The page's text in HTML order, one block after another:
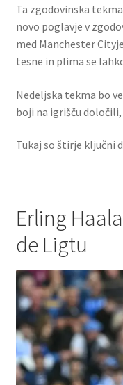
Ta zgodovinska
novo poglavje v
med Manchester
tesne in plima se
Nedeljska tekma bo
boji na igrišču
Tukaj so štirje ključni
Erling
de Ligtu